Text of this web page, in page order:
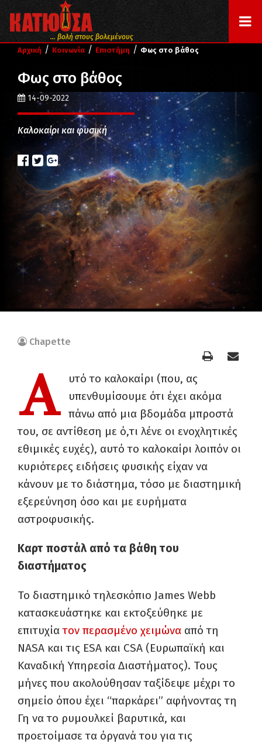
... βολή στους βολεμένους
Αρχική / Κοινωνία / Επιστήμη / Φως στο βάθος
Φως στο βάθος
14-09-2022
Καλοκαίρι και φυσική
Chapette
Α
υτό το καλοκαίρι (που, ας
υπενθυμίσουμε ότι έχει ακόμα
πάνω από μια βδομάδα μπροστά
του, σε αντίθεση με ό,τι λένε οι ενοχλητικές
εθιμικές ευχές), αυτό το καλοκαίρι λοιπόν οι
κυριότερες ειδήσεις φυσικής είχαν να
κάνουν με το διάστημα, τόσο με διαστημική
εξερεύνηση όσο και με ευρήματα
αστροφυσικής.
Καρτ ποστάλ από τα βάθη του
διαστήματος
Το διαστημικό τηλεσκόπιο James Webb
κατασκευάστηκε και εκτοξεύθηκε με
επιτυχίατον περασμένο χειμώνα από τη
NASA και τις ESA και CSA (Ευρωπαϊκή και
Καναδική Υπηρεσία Διαστήματος). Τους
μήνες που ακολούθησαν ταξίδεψε μέχρι το
σημείο όπου έχει “παρκάρει” αφήνοντας τη
Γη να το ρυμουλκεί βαρυτικά, και
προετοίμασε τα όργανά του για τις